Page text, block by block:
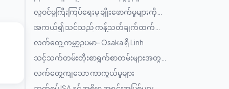
လူဝင်မှုကြီးကြပ်ရေးမှ ချိုးဖောက်မှုများကို
မည်သို့ရှာဖွေတွေ့ရှိသနည်း
အကယ်၍ သင်သည် ကန့်သတ်ချက်ထက်
ကျော်လွန်ပြီးသားဆိုလျှင်
လက်တွေ့ ကမ္ဘာ့ဥပမာ- Osaka ရှိ Linh
သင့်သက်တမ်းတိုးစာရွက်စာတမ်းများအတွက်
ဘာတွေယူဆောင်ရမလဲ
လက်တွေ့ကျသော ကာကွယ်မှုများ